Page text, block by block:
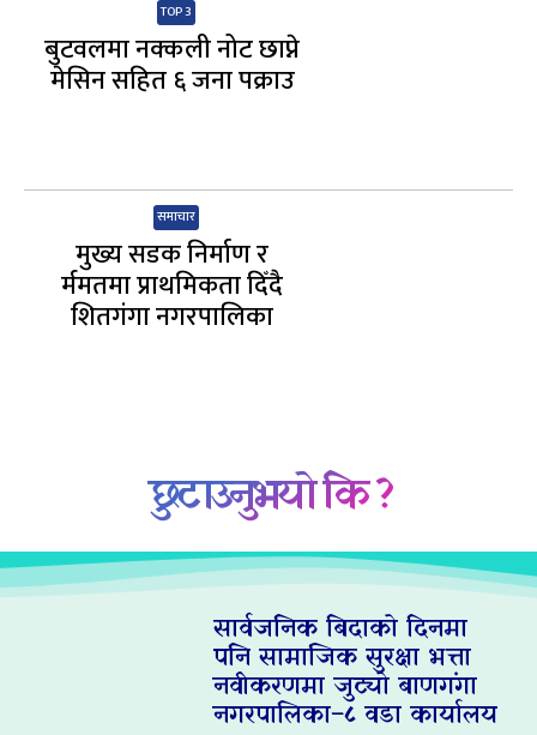
TOP 3
बुटवलमा नक्कली नोट छाप्ने
मेसिन सहित ६ जना पक्राउ
समाचार
मुख्य सडक निर्माण र
र्ममतमा प्राथमिकता दिँदै
शितगंगा नगरपालिका
छुटाउनुभयो कि ?
सार्वजनिक बिदाको दिनमा
पनि सामाजिक सुरक्षा भत्ता
नवीकरणमा जुट्यो बाणगंगा
नगरपालिका–८ वडा कार्यालय